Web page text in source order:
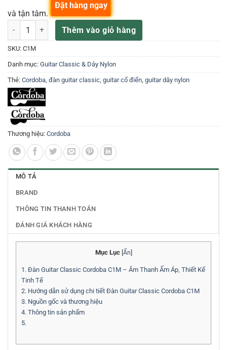
và tận tâm.
Đàn Guitar Classic Cordoba C1M số lượng
Thêm vào giỏ hàng
Đặt hàng ngay
SKU: C1M
Danh mục: Guitar Classic & Dây Nylon
Thẻ: Cordoba, đàn guitar classic, guitar cổ điển, guitar dây nylon
Thương hiệu: Cordoba
MÔ TẢ
BRAND
THÔNG TIN THANH TOÁN
ĐÁNH GIÁ KHÁCH HÀNG
Mục Lục [Ẩn]
1. Đàn Guitar Classic Cordoba C1M – Âm Thanh Ấm Áp, Thiết Kế
Tinh Tế
2. Hướng dẫn sử dụng chi tiết Đàn Guitar Classic Cordoba C1M
3. Nguồn gốc và thương hiệu
4. Thông tin sản phẩm
5.